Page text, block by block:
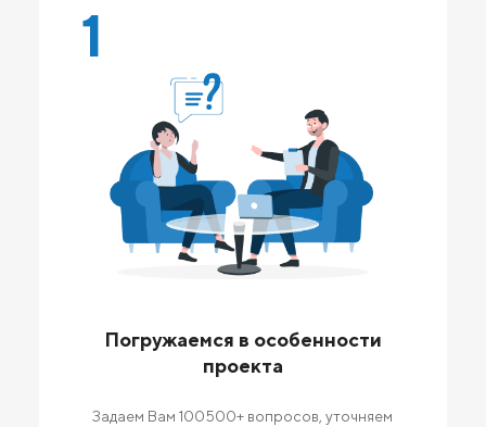
1
Погружаемся в особенности
проекта
Задаем Вам 100500+ вопросов, уточняем